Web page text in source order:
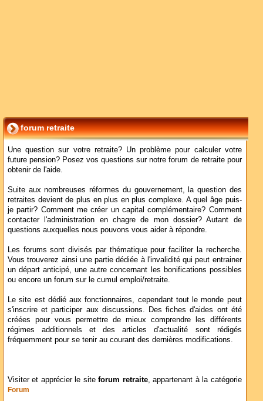
forum retraite
Une question sur votre retraite? Un problème pour calculer votre
future pension? Posez vos questions sur notre forum de retraite pour
obtenir de l'aide.
Suite aux nombreuses réformes du gouvernement, la question des
retraites devient de plus en plus en plus complexe. A quel âge puis-
je partir? Comment me créer un capital complémentaire? Comment
contacter l'administration en chagre de mon dossier? Autant de
questions auxquelles nous pouvons vous aider à répondre.
Les forums sont divisés par thématique pour faciliter la recherche.
Vous trouverez ainsi une partie dédiée à l'invalidité qui peut entrainer
un départ anticipé, une autre concernant les bonifications possibles
ou encore un forum sur le cumul emploi/retraite.
Le site est dédié aux fonctionnaires, cependant tout le monde peut
s'inscrire et participer aux discussions. Des fiches d'aides ont été
créées pour vous permettre de mieux comprendre les différents
régimes additionnels et des articles d'actualité sont rédigés
fréquemment pour se tenir au courant des dernières modifications.
Visiter et apprécier le siteforum retraite, appartenant à la catégorie
Forum